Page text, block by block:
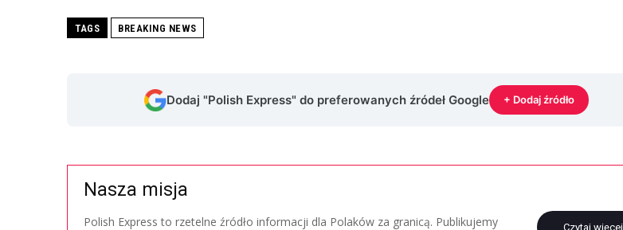
TAGS BREAKING NEWS
Dodaj "Polish Express" do preferowanych źródeł Google + Dodaj źródło
Nasza misja
Polish Express to rzetelne źródło informacji dla Polaków za granicą. Publikujemy Czytaj więcej